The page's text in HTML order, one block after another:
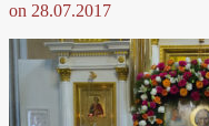
on 28.07.2017